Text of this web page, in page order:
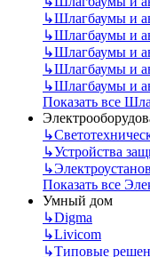
↳Шлагбаумы и
↳Шлагбаумы и
↳Шлагбаумы и
↳Шлагбаумы и
↳Шлагбаумы и
Показать все
↳
↳Устройства
↳
Показать все
Умный дом
↳Digma
↳Livicom
↳Типовые